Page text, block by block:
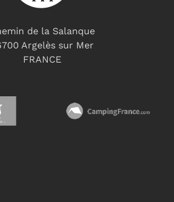
de la Salanque
Argelès sur Mer
FRANCE